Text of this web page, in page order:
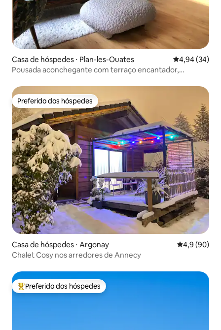
Casa de hóspedes ⋅ Plan-les-Ouates 4,94 de uma
4,94 (34)
Pousada aconchegante com terraço encantador,
Preferido dos hóspedes
Preferido dos hóspedes
Casa de hóspedes ⋅ Argonay 4,9 de uma
4,9 (90)
Chalet Cosy nos arredores de Annecy
Entre os melhores preferidos dos hóspedes
Preferido dos hóspedes